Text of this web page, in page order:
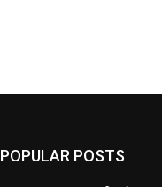
POPULAR POSTS